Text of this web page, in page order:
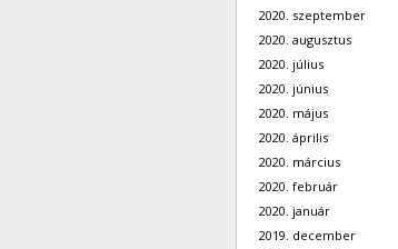
2020. szeptember
2020. augusztus
2020. július
2020. június
2020. május
2020. április
2020. március
2020. február
2020. január
2019. december